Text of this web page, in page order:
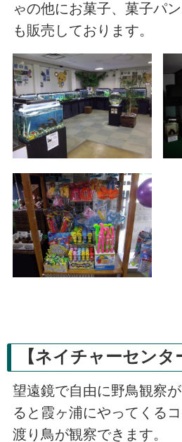
ゃの他にお菓子、菓子パ
も販売しております。
【ネイチャーセンタ
望遠鏡で自由に野鳥観察
ると霞ヶ浦にやってくる
渡り鳥が観察できます。